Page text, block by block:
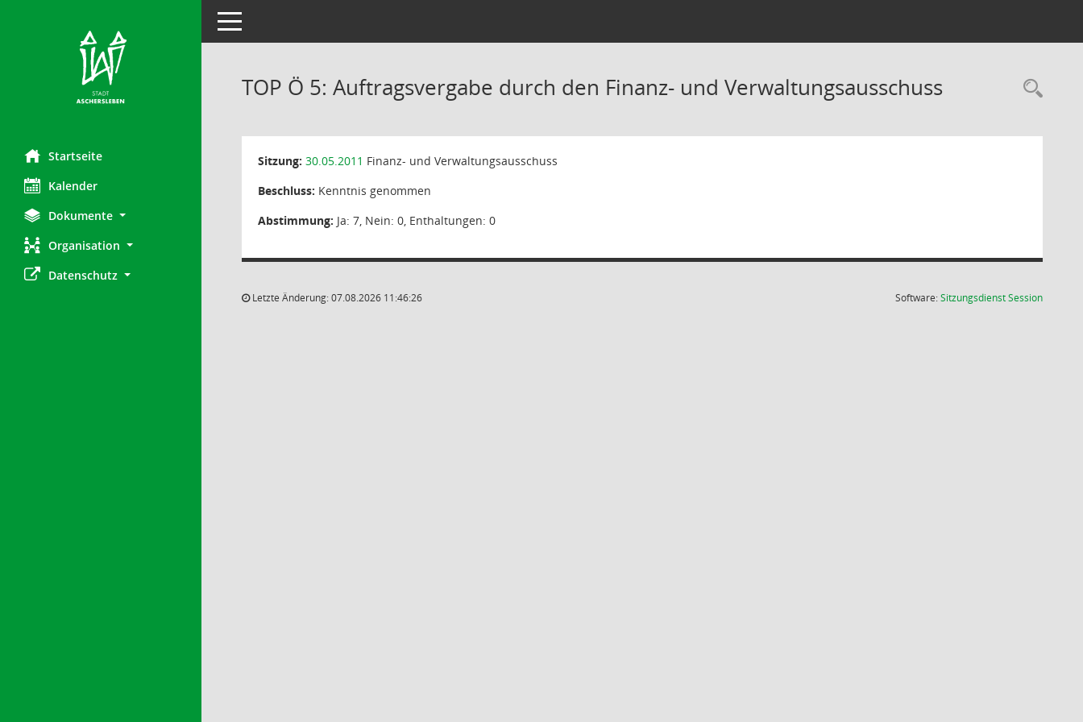
Startseite
Kalender
Dokumente
Organisation
Datenschutz
Toggle navigation
TOP Ö 5: Auftragsvergabe durch den Finanz- und Verwaltungsausschuss
Sitzung: 30.05.2011 Finanz- und Verwaltungsausschuss
Beschluss: Kenntnis genommen
Abstimmung: Ja: 7, Nein: 0, Enthaltungen: 0
Letzte Änderung: 07.08.2026 11:46:26 Software:SitzungsdienstSession(Wird in